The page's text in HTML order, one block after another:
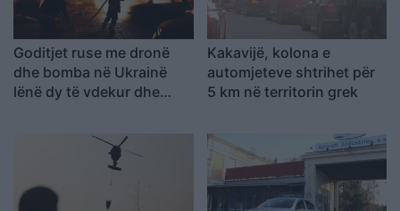
Goditjet ruse me dronë
dhe bomba në Ukrainë
lënë dy të vdekur dhe
Kakavijë, kolona e
automjeteve shtrihet për
5 km në territorin grek